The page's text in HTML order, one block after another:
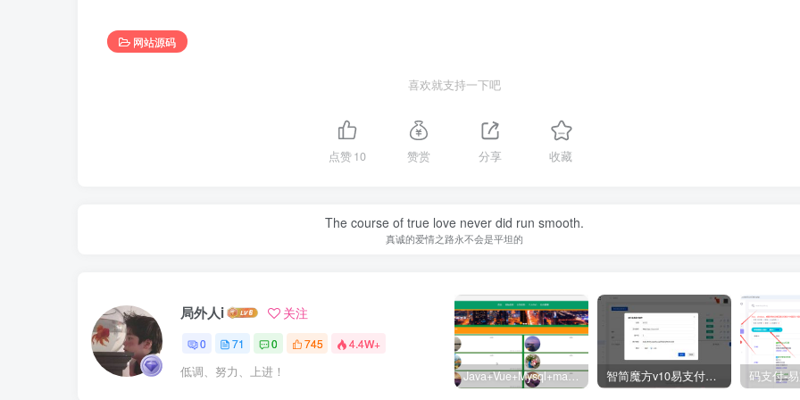
网站源码
喜欢就支持一下吧
点赞10 赞赏 分享 收藏
The course of true love never did run smooth.
真诚的爱情之路永不会是平坦的
局外人i 关注
0 71 0 745 4.4W+
低调、努力、上进！ Java+Vue+Mysql+maven在线招投标系统源码-高校招标系统源码 智简魔方v10易支付对接插件